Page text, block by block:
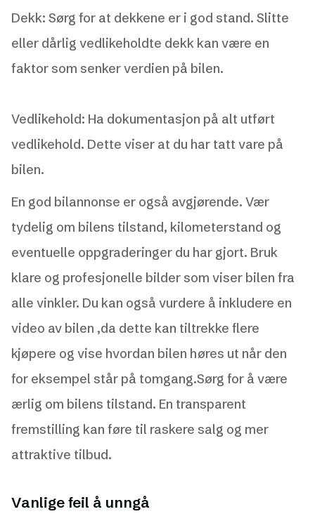
Dekk: Sørg for at dekkene er i god stand. Slitte
eller dårlig vedlikeholdte dekk kan være en
faktor som senker verdien på bilen.
Vedlikehold: Ha dokumentasjon på alt utført
vedlikehold. Dette viser at du har tatt vare på
bilen.
En god bilannonse er også avgjørende. Vær
tydelig om bilens tilstand, kilometerstand og
eventuelle oppgraderinger du har gjort. Bruk
klare og profesjonelle bilder som viser bilen fra
alle vinkler. Du kan også vurdere å inkludere en
video av bilen ,da dette kan tiltrekke flere
kjøpere og vise hvordan bilen høres ut når den
for eksempel står på tomgang.Sørg for å være
ærlig om bilens tilstand. En transparent
fremstilling kan føre til raskere salg og mer
attraktive tilbud.
Vanlige feil å unngå